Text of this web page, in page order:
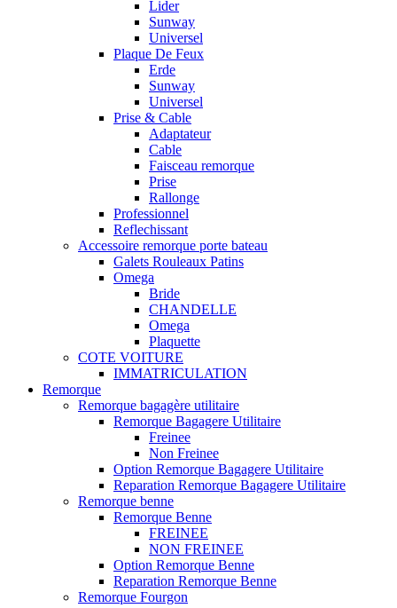
Lider
Sunway
Universel
Plaque De Feux
Erde
Sunway
Universel
Prise & Cable
Adaptateur
Cable
Faisceau remorque
Prise
Rallonge
Professionnel
Reflechissant
Accessoire remorque porte bateau
Galets Rouleaux Patins
Omega
Bride
CHANDELLE
Omega
Plaquette
COTE VOITURE
IMMATRICULATION
Remorque
Remorque bagagère utilitaire
Remorque Bagagere Utilitaire
Freinee
Non Freinee
Option Remorque Bagagere Utilitaire
Reparation Remorque Bagagere Utilitaire
Remorque benne
Remorque Benne
FREINEE
NON FREINEE
Option Remorque Benne
Reparation Remorque Benne
Remorque Fourgon